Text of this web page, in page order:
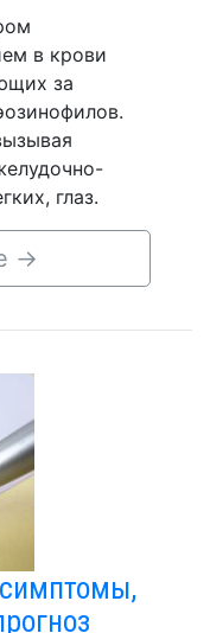
в крови
за
глаз.
→